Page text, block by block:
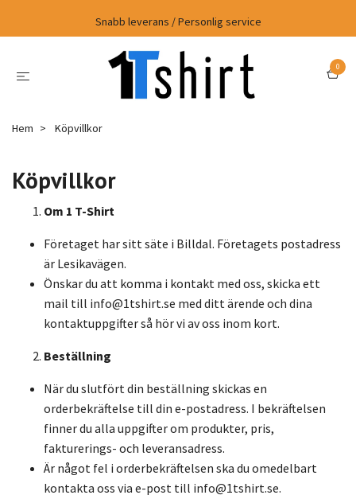
Snabb leverans / Personlig service
0
Hem Köpvillkor
Köpvillkor
Om 1 T-Shirt
Företaget har sitt säte i Billdal. Företagets postadress
är Lesikavägen.
Önskar du att komma i kontakt med oss, skicka ett
mail till info@1tshirt.se med ditt ärende och dina
kontaktuppgifter så hör vi av oss inom kort.
Beställning
När du slutfört din beställning skickas en
orderbekräftelse till din e-postadress. I bekräftelsen
finner du alla uppgifter om produkter, pris,
fakturerings- och leveransadress.
Är något fel i orderbekräftelsen ska du omedelbart
kontakta oss via e-post till info@1tshirt.se.